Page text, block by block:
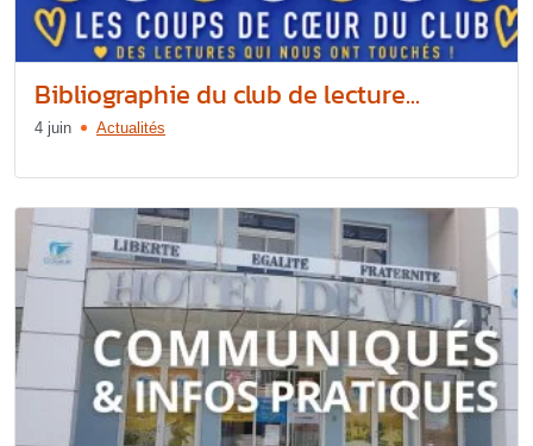
Bibliographie du club de lecture...
4 juin Actualités